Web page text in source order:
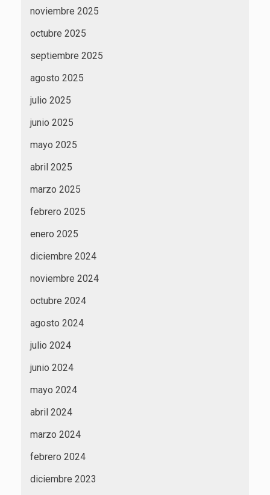
noviembre 2025
octubre 2025
septiembre 2025
agosto 2025
julio 2025
junio 2025
mayo 2025
abril 2025
marzo 2025
febrero 2025
enero 2025
diciembre 2024
noviembre 2024
octubre 2024
agosto 2024
julio 2024
junio 2024
mayo 2024
abril 2024
marzo 2024
febrero 2024
diciembre 2023